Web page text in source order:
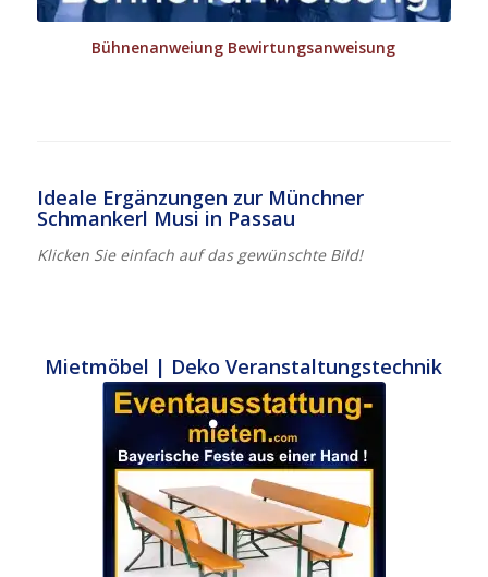
Bühnenanweiung Bewirtungsanweisung
Ideale Ergänzungen zur Münchner
Schmankerl Musi in Passau
Klicken Sie einfach auf das gewünschte Bild!
Mietmöbel | Deko Veranstaltungstechnik